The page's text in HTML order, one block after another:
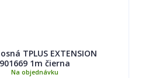
TPLUS EXTENSION
901669 1m čierna
Na objednávku